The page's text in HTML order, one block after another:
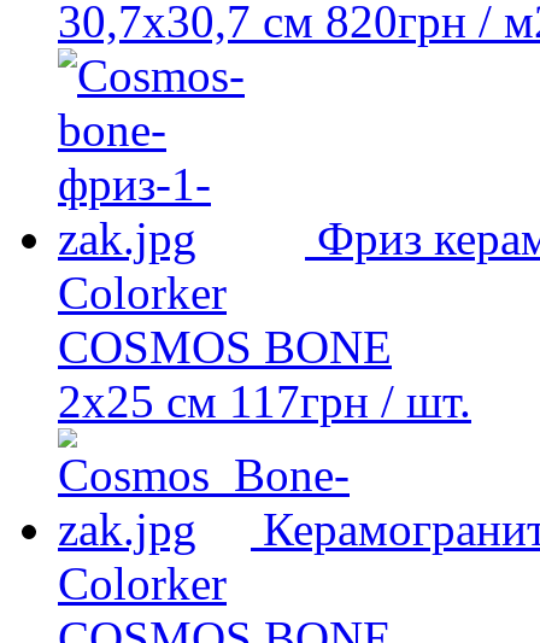
30,7х30,7 см 820грн /
Фриз
Colorker
COSMOS BONE
2х25 см 117грн / шт.
Colorker